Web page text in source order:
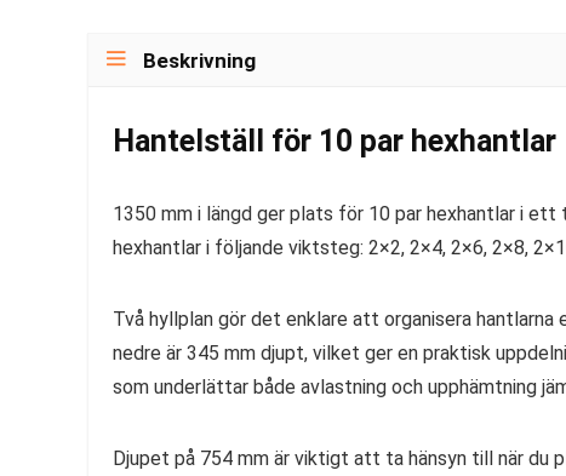
Beskrivning
Hantelställ för 10 par hexhantlar
1350 mm i längd ger plats för 10 par hexhantlar i
hexhantlar i följande viktsteg: 2×2, 2×4, 2×6, 2×8,
Två hyllplan gör det enklare att organisera
nedre är 345 mm djupt, vilket ger en praktisk
som underlättar både avlastning och upphämtning
Djupet på 754 mm är viktigt att ta hänsyn till när